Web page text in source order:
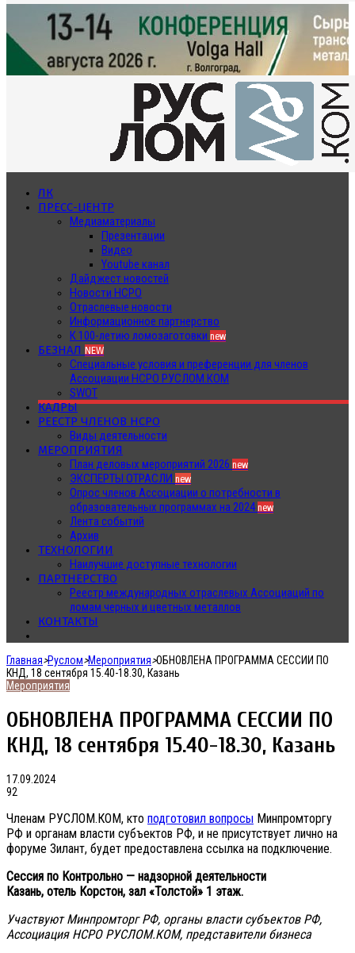
ЛК
ПРЕСС-ЦЕНТР
Медиаматериалы
Презентации
Видео
Youtube канал
Дайджест новостей
Новости НСРО
Отраслевые новости
Информационное партнерство
К 100-летию ломозаготовки new
БЕЗНАЛ NEW
Специальные условия и преференции для членов
Ассоциации НСРО РУСЛОМ.КОМ
SWOT
КАДРЫ
РЕЕСТР ЧЛЕНОВ НСРО
Виды деятельности
МЕРОПРИЯТИЯ
План деловых мероприятий 2026 new
ЭКСПЕРТЫ ОТРАСЛИ new
Опрос членов Ассоциации о потребности в
образовательных программах на 2024new
Лента событий
Архив
ТЕХНОЛОГИИ
Наилучшие доступные технологии
ПАРТНЕРСТВО
Реестр международных отраслевых Ассоциаций по
ломам черных и цветных металлов
КОНТАКТЫ
Главная>Руслом>Мероприятия>ОБНОВЛЕНА ПРОГРАММА СЕССИИ ПО
КНД, 18 сентября 15.40-18.30, Казань
Мероприятия
ОБНОВЛЕНА ПРОГРАММА СЕССИИ ПО
КНД, 18 сентября 15.40-18.30, Казань
17.09.2024
92
Членам РУСЛОМ.КОМ, кто подготовил вопросы Минпромторгу
РФ и органам власти субъектов РФ, и не присутствует лично на
форуме Зилант, будет предоставлена ссылка на подключение.
Сессия по Контрольно — надзорной деятельности
Казань, отель Корстон, зал «Толстой» 1 этаж.
Участвуют Минпромторг РФ, органы власти субъектов РФ,
Ассоциация НСРО РУСЛОМ.КОМ, представители бизнеса